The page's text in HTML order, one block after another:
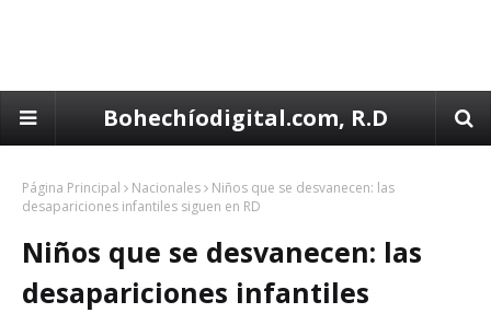
Bohechíodigital.com, R.D
Página Principal Nacionales
Niños que se desvanecen: las
desapariciones infantiles siguen en RD
Niños que se desvanecen: las
desapariciones infantiles